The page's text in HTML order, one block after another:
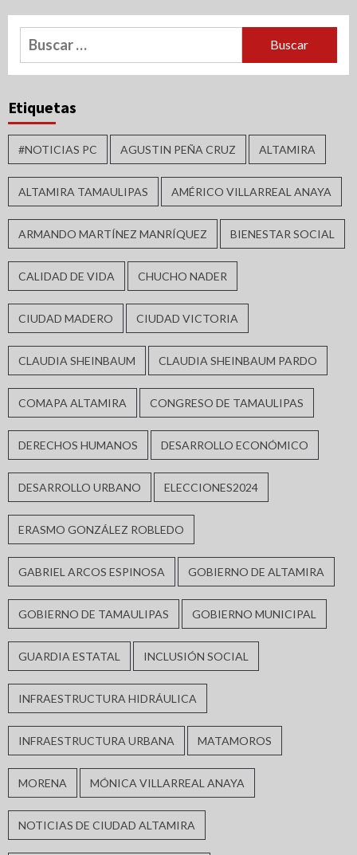
Buscar:
Etiquetas
#NOTICIAS PC AGUSTIN PEÑA CRUZ ALTAMIRA
ALTAMIRA TAMAULIPAS AMÉRICO VILLARREAL ANAYA
ARMANDO MARTÍNEZ MANRÍQUEZ BIENESTAR SOCIAL
CALIDAD DE VIDA CHUCHO NADER
CIUDAD MADERO CIUDAD VICTORIA
CLAUDIA SHEINBAUM CLAUDIA SHEINBAUM PARDO
COMAPA ALTAMIRA CONGRESO DE TAMAULIPAS
DERECHOS HUMANOS DESARROLLO ECONÓMICO
DESARROLLO URBANO ELECCIONES2024
ERASMO GONZÁLEZ ROBLEDO
GABRIEL ARCOS ESPINOSA GOBIERNO DE ALTAMIRA
GOBIERNO DE TAMAULIPAS GOBIERNO MUNICIPAL
GUARDIA ESTATAL INCLUSIÓN SOCIAL
INFRAESTRUCTURA HIDRÁULICA
INFRAESTRUCTURA URBANA MATAMOROS
MORENA MÓNICA VILLARREAL ANAYA
NOTICIAS DE CIUDAD ALTAMIRA